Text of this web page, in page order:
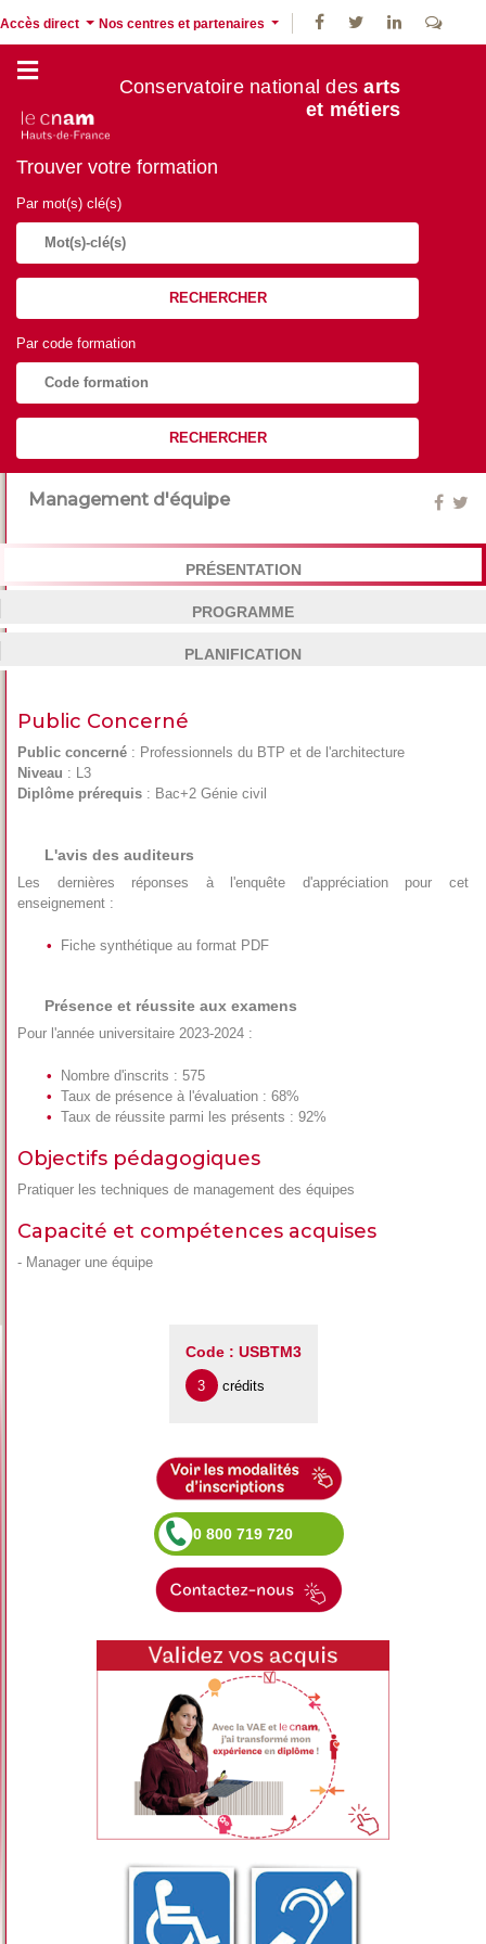
Accès direct Nos centres et partenaires
Conservatoire national desarts
et métiers
Trouver votre formation
Par mot(s) clé(s)
RECHERCHER
Par code formation
RECHERCHER
Management d'équipe
PRÉSENTATION
PROGRAMME
PLANIFICATION
Public Concerné
Public concerné : Professionnels du BTP et de l'architecture
Niveau : L3
Diplôme prérequis : Bac+2 Génie civil
L'avis des auditeurs
Les dernières réponses à l'enquête d'appréciation pour cet
enseignement :
Fiche synthétique au format PDF
Présence et réussite aux examens
Pour l'année universitaire 2023-2024 :
Nombre d'inscrits : 575
Taux de présence à l'évaluation : 68%
Taux de réussite parmi les présents : 92%
Objectifs pédagogiques
Pratiquer les techniques de management des équipes
Capacité et compétences acquises
- Manager une équipe
Code : USBTM3
3 crédits
0 800 719 720